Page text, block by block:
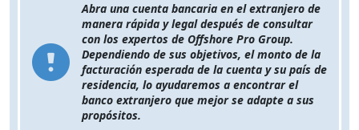
Abra una cuenta bancaria en el extranjero de
manera rápida y legal después de consultar
con los expertos de Offshore Pro Group.
Dependiendo de sus objetivos, el monto de la
facturación esperada de la cuenta y su país de
residencia, lo ayudaremos a encontrar el
banco extranjero que mejor se adapte a sus
propósitos.